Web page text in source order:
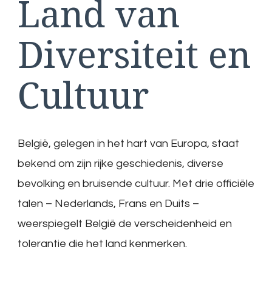
Land van
Diversiteit en
Cultuur
België, gelegen in het hart van Europa, staat
bekend om zijn rijke geschiedenis, diverse
bevolking en bruisende cultuur. Met drie officiële
talen – Nederlands, Frans en Duits –
weerspiegelt België de verscheidenheid en
tolerantie die het land kenmerken.